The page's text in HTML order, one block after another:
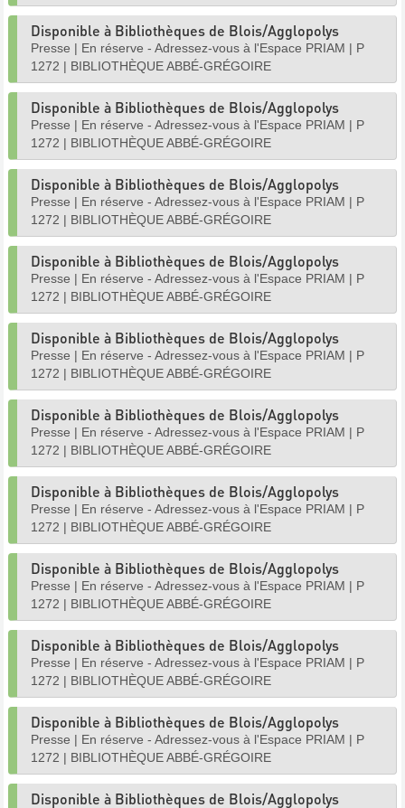
Disponible à Bibliothèques de Blois/Agglopolys
Presse | En réserve - Adressez-vous à l'Espace PRIAM | P
1272 | BIBLIOTHÈQUE ABBÉ-GRÉGOIRE
Disponible à Bibliothèques de Blois/Agglopolys
Presse | En réserve - Adressez-vous à l'Espace PRIAM | P
1272 | BIBLIOTHÈQUE ABBÉ-GRÉGOIRE
Disponible à Bibliothèques de Blois/Agglopolys
Presse | En réserve - Adressez-vous à l'Espace PRIAM | P
1272 | BIBLIOTHÈQUE ABBÉ-GRÉGOIRE
Disponible à Bibliothèques de Blois/Agglopolys
Presse | En réserve - Adressez-vous à l'Espace PRIAM | P
1272 | BIBLIOTHÈQUE ABBÉ-GRÉGOIRE
Disponible à Bibliothèques de Blois/Agglopolys
Presse | En réserve - Adressez-vous à l'Espace PRIAM | P
1272 | BIBLIOTHÈQUE ABBÉ-GRÉGOIRE
Disponible à Bibliothèques de Blois/Agglopolys
Presse | En réserve - Adressez-vous à l'Espace PRIAM | P
1272 | BIBLIOTHÈQUE ABBÉ-GRÉGOIRE
Disponible à Bibliothèques de Blois/Agglopolys
Presse | En réserve - Adressez-vous à l'Espace PRIAM | P
1272 | BIBLIOTHÈQUE ABBÉ-GRÉGOIRE
Disponible à Bibliothèques de Blois/Agglopolys
Presse | En réserve - Adressez-vous à l'Espace PRIAM | P
1272 | BIBLIOTHÈQUE ABBÉ-GRÉGOIRE
Disponible à Bibliothèques de Blois/Agglopolys
Presse | En réserve - Adressez-vous à l'Espace PRIAM | P
1272 | BIBLIOTHÈQUE ABBÉ-GRÉGOIRE
Disponible à Bibliothèques de Blois/Agglopolys
Presse | En réserve - Adressez-vous à l'Espace PRIAM | P
1272 | BIBLIOTHÈQUE ABBÉ-GRÉGOIRE
Disponible à Bibliothèques de Blois/Agglopolys